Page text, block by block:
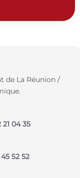
de La Réunion /
21 04 35
52 52